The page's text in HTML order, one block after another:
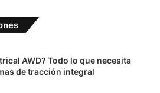
AWD? Todo lo que necesita
de tracción integral